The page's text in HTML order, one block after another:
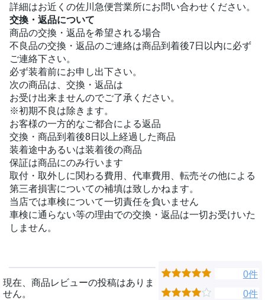
詳細はお近くの佐川急便営業所にお問い合わせください。
交換・返品について
商品の交換・返品を希望される場合
不良品の交換・返品のご連絡は商品到着後7日以内に必ず
ご連絡下さい。
必ず装着前にお申し出下さい。
次の商品は、交換・返品は
お受け出来ませんのでご了承ください。
※初期不良は除きます。
お客様の一方的なご都合による返品
交換・商品到着後8日以上経過した商品
装着途中あるいは装着後の商品
保証は商品にのみ行います
取付・取外しに関わる費用、代車費用、転売その他による
第三者損害についての補填は致しかねます。
当店では車検について一切責任を負いません
車検に通らない等の理由での交換・返品は一切お受けいた
しません。
現在、商品レビューの投稿はありま
せん。
0件
0件